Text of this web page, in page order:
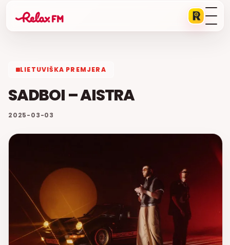
LIETUVIŠKA PREMJERA
SADBOI – AISTRA
2025-03-03